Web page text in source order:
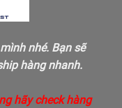
nhé. Bạn sẽ
hàng nhanh.
hãy check hàng